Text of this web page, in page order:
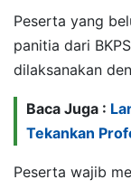
Peserta yang
panitia dari
dilaksanakan
Baca Juga :
Tekankan
Peserta wajib